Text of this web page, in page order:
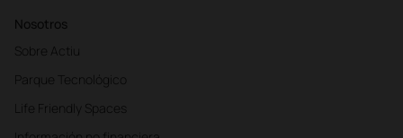
Nosotros
Sobre Actiu
Parque Tecnológico
Life Friendly Spaces